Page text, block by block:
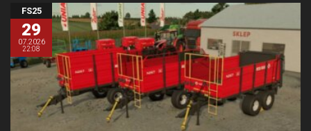
FS25
29
07.2026
22:08